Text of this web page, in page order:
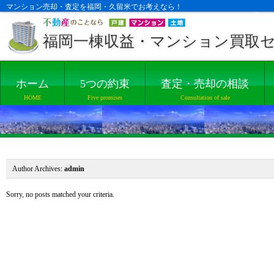
マンション売却・査定を福岡・久留米でお考えなら！
福岡一棟収益・マンション買取
ホーム
HOME
5つの約束
Five promises
査定・売却の相談
Consultation of sale
Author Archives: admin
Sorry, no posts matched your criteria.